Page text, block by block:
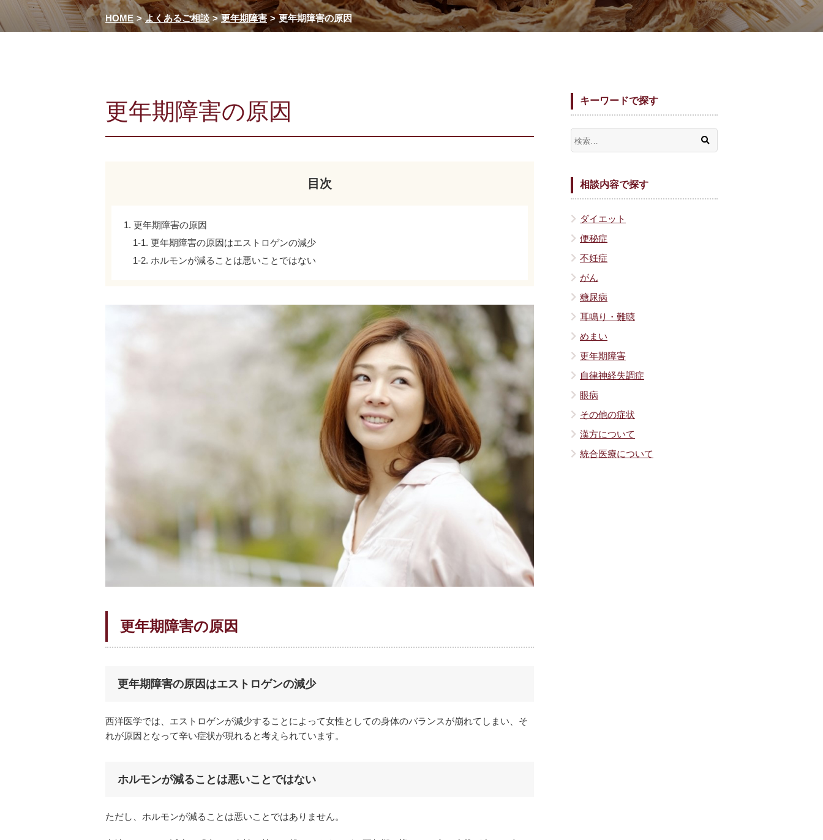
HOME よくあるご相談 更年期障害 更年期障害の原因
更年期障害の原因
目次
1. 更年期障害の原因
1-1. 更年期障害の原因はエストロゲンの減少
1-2. ホルモンが減ることは悪いことではない
更年期障害の原因
更年期障害の原因はエストロゲンの減少
西洋医学では、エストロゲンが減少することによって女性としての身体のバランスが崩れてしまい、そ
れが原因となって辛い症状が現れると考えられています。
ホルモンが減ることは悪いことではない
ただし、ホルモンが減ることは悪いことではありません。
キーワードで探す
相談内容で探す
ダイエット
便秘症
不妊症
がん
糖尿病
耳鳴り・難聴
めまい
更年期障害
自律神経失調症
眼病
その他の症状
漢方について
統合医療について